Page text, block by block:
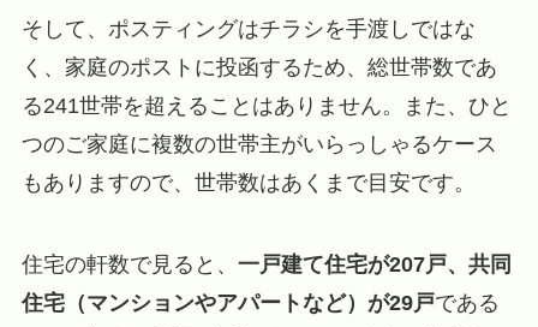
そして、ポスティングはチラシを手渡しではな
く、家庭のポストに投函するため、総世帯数であ
る241世帯を超えることはありません。また、ひと
つのご家庭に複数の世帯主がいらっしゃるケース
もありますので、世帯数はあくまで目安です。
住宅の軒数で見ると、 一戸建て住宅が207戸、共同
住宅（マンションやアパートなど）が29戸である